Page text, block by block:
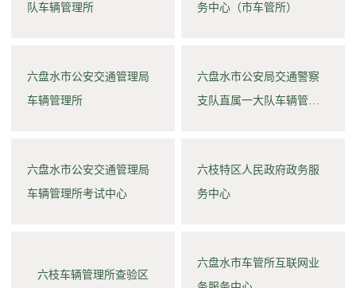
队车辆管理所
务中心（市车管所）
六盘水市公安交通管理局
车辆管理所
六盘水市公安局交通警察
支队直属一大队车辆管理
六盘水市公安交通管理局
车辆管理所考试中心
六枝特区人民政府政务服
务中心
六枝车辆管理所查验区
六盘水市车管所互联网业